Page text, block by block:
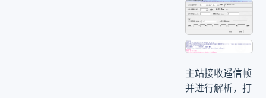
主站接收遥信帧
并进行解析，打